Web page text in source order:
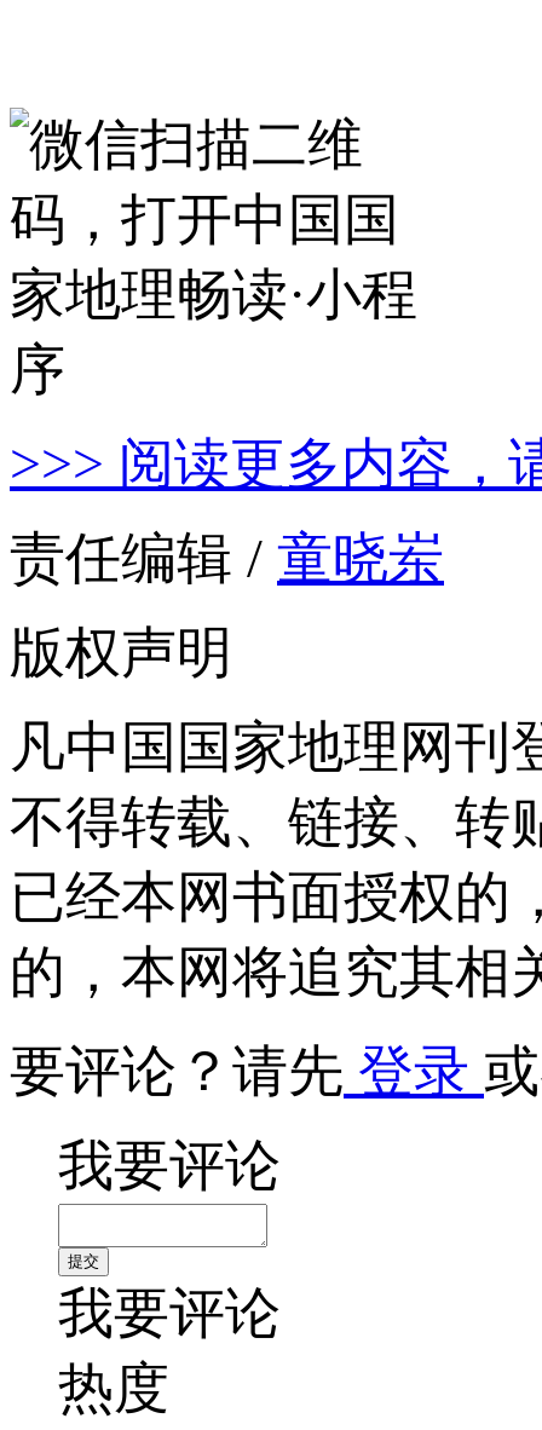
>>> 阅读更多内容，
责任编辑 / 童晓岽
版权声明
凡中国国家地理网刊
不得转载、链接、转
已经本网书面授权的
的，本网将追究其相
要评论？请先 登录
我要评论
我要评论
热度